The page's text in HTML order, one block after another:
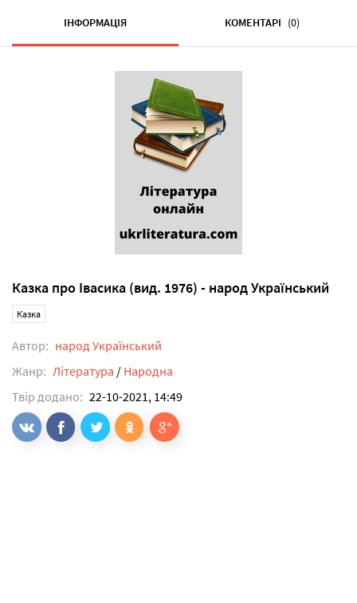
ІНФОРМАЦІЯ КОМЕНТАРІ (0)
Казка про Івасика (вид. 1976) - народ Український
Казка
Автор: народ Український
Жанр: Література / Народна
Твір додано: 22-10-2021, 14:49